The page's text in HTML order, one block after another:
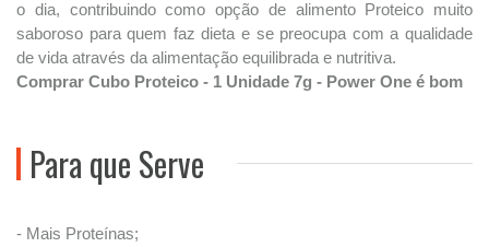
o dia, contribuindo como opção de alimento Proteico muito
saboroso para quem faz dieta e se preocupa com a qualidade
de vida através da alimentação equilibrada e nutritiva.
Comprar Cubo Proteico - 1 Unidade 7g - Power One é bom
Para que Serve
- Mais Proteínas;